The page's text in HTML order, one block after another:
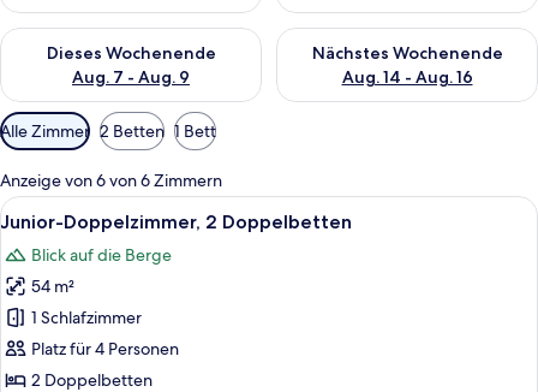
Dieses Wochenende
Aug. 7 - Aug. 9
Überprüfe die Verfügbarkeit für dieses Wochenende, Aug. 7
Nächstes Wochenende
Aug. 14 - Aug. 16
Überprüfe die Verfügbarkeit
Verfügbare
Filter
für
Zimmer
Alle Zimmer 2 Betten 1 Bett
Anzeige von 6 von 6 Zimmern
Alle
Fotos
für
Junior-
Doppelzimmer,
2 Doppelbetten
anzeigen
Eine Terrasse mit Sitzgelegenheiten
8
Junior-Doppelzimmer, 2 Doppelbetten
Blick auf die Berge
54 m²
1 Schlafzimmer
Platz für 4 Personen
2 Doppelbetten